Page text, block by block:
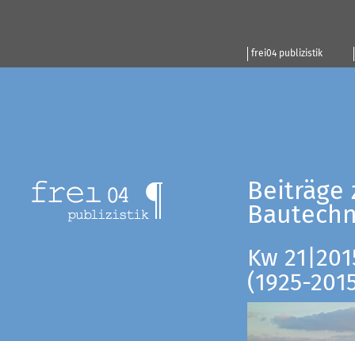
frei04 publizistik
Beiträge
Kw
(1925-